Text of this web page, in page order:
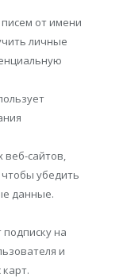
от имени
личные
сайтов,
убедить
данные.
на
и